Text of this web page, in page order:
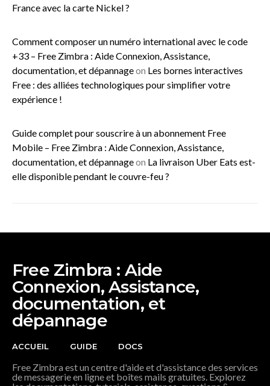
France avec la carte Nickel ?
Comment composer un numéro international avec le code
+33 – Free Zimbra : Aide Connexion, Assistance,
documentation, et dépannageon Les bornes interactives
Free : des alliées technologiques pour simplifier votre
expérience !
Guide complet pour souscrire à un abonnement Free
Mobile – Free Zimbra : Aide Connexion, Assistance,
documentation, et dépannageon La livraison Uber Eats est-
elle disponible pendant le couvre-feu ?
Free Zimbra : Aide
Connexion, Assistance,
documentation, et
dépannage
ACCUEIL GUIDE DOCS
Free Zimbra est un centre d'aide et d'assistance des services
de messagerie en ligne et boîtes mails gratuites. Explorez